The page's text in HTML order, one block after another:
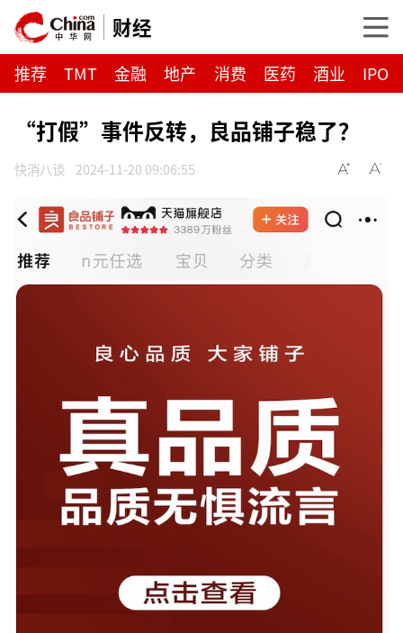
财经
推荐 TMT 金融 地产 消费 医药 酒业 IPO
“打假”事件反转，良品铺子稳了？
快消八谈 2024-11-20 09:06:55